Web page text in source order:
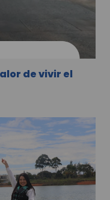
de vivir el